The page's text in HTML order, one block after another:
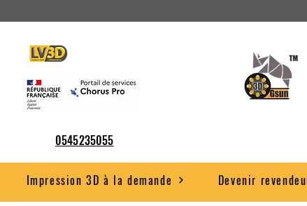
0545235055
Impression 3D à la demande Devenir